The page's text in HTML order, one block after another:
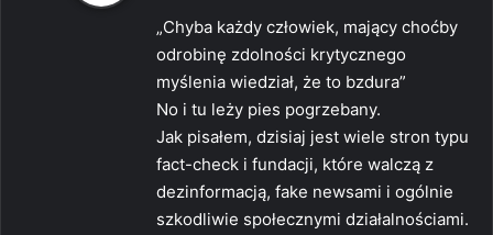
e
:
„Chyba każdy człowiek, mający choćby
odrobinę zdolności krytycznego
myślenia wiedział, że to bzdura”
No i tu leży pies pogrzebany.
Jak pisałem, dzisiaj jest wiele stron typu
fact-check i fundacji, które walczą z
dezinformacją, fake newsami i ogólnie
szkodliwie społecznymi działalnościami.